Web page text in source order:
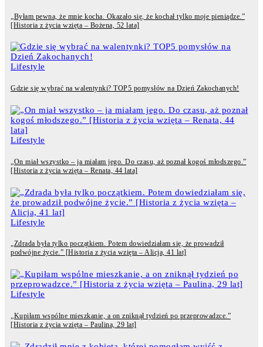
„Byłam pewna, że mnie kocha. Okazało się, że kochał tylko moje pieniądze.”
[Historia z życia wzięta – Bożena, 52 lata]
Lifestyle
Gdzie się wybrać na walentynki? TOP5 pomysłów na Dzień Zakochanych!
Lifestyle
„On miał wszystko – ja miałam jego. Do czasu, aż poznał kogoś młodszego.”
[Historia z życia wzięta – Renata, 44 lata]
Lifestyle
„Zdrada była tylko początkiem. Potem dowiedziałam się, że prowadził
podwójne życie.” [Historia z życia wzięta – Alicja, 41 lat]
Lifestyle
„Kupiłam wspólne mieszkanie, a on zniknął tydzień po przeprowadzce.”
[Historia z życia wzięta – Paulina, 29 lat]